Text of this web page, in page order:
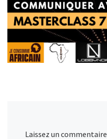
Laissez un commentaire